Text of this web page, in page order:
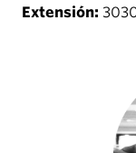
Extensión: